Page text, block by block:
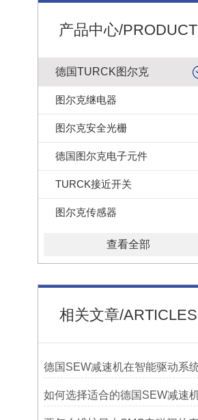
产品中心/PRODUCT
德国TURCK图尔克
图尔克继电器
图尔克安全光栅
德国图尔克电子元件
TURCK接近开关
图尔克传感器
查看全部
相关文章/ARTICLES